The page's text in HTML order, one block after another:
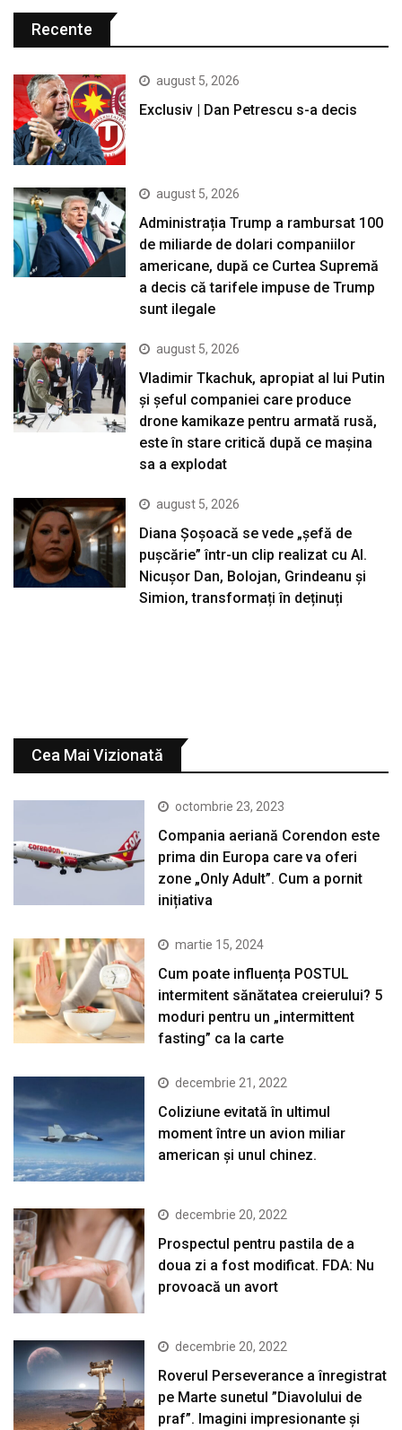
Recente
august 5, 2026
Exclusiv | Dan Petrescu s-a decis
august 5, 2026
Administrația Trump a rambursat 100
de miliarde de dolari companiilor
americane, după ce Curtea Supremă
a decis că tarifele impuse de Trump
sunt ilegale
august 5, 2026
Vladimir Tkachuk, apropiat al lui Putin
și șeful companiei care produce
drone kamikaze pentru armată rusă,
este în stare critică după ce mașina
sa a explodat
august 5, 2026
Diana Șoșoacă se vede „șefă de
pușcărie” într-un clip realizat cu AI.
Nicușor Dan, Bolojan, Grindeanu și
Simion, transformați în deținuți
Cea Mai Vizionată
octombrie 23, 2023
Compania aeriană Corendon este
prima din Europa care va oferi
zone „Only Adult”. Cum a pornit
inițiativa
martie 15, 2024
Cum poate influența POSTUL
intermitent sănătatea creierului? 5
moduri pentru un „intermittent
fasting” ca la carte
decembrie 21, 2022
Coliziune evitată în ultimul
moment între un avion miliar
american şi unul chinez.
decembrie 20, 2022
Prospectul pentru pastila de a
doua zi a fost modificat. FDA: Nu
provoacă un avort
decembrie 20, 2022
Roverul Perseverance a înregistrat
pe Marte sunetul ”Diavolului de
praf”. Imagini impresionante și